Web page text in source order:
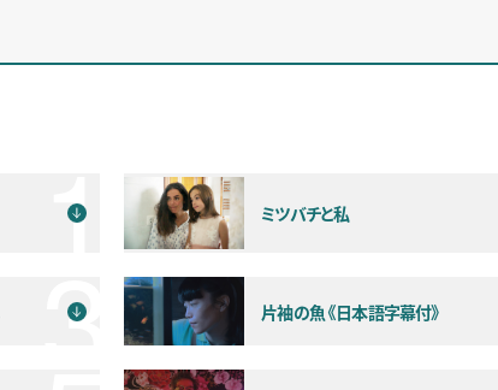
ミツバチと私
片袖の魚《日本語字幕付》